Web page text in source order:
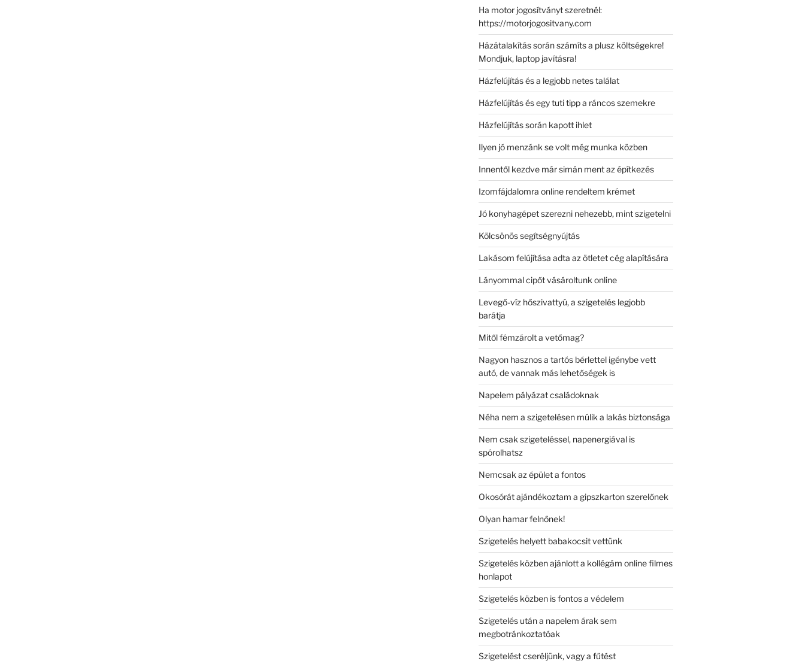
Ha motor jogosítványt szeretnél:
https://motorjogositvany.com
Házátalakítás során számíts a plusz költségekre!
Mondjuk, laptop javításra!
Házfelújítás és a legjobb netes találat
Házfelújítás és egy tuti tipp a ráncos szemekre
Házfelújítás során kapott ihlet
Ilyen jó menzánk se volt még munka közben
Innentől kezdve már simán ment az építkezés
Izomfájdalomra online rendeltem krémet
Jó konyhagépet szerezni nehezebb, mint szigetelni
Kölcsönös segítségnyújtás
Lakásom felújítása adta az ötletet cég alapítására
Lányommal cipőt vásároltunk online
Levegő-víz hőszivattyú, a szigetelés legjobb
barátja
Mitől fémzárolt a vetőmag?
Nagyon hasznos a tartós bérlettel igénybe vett
autó, de vannak más lehetőségek is
Napelem pályázat családoknak
Néha nem a szigetelésen múlik a lakás biztonsága
Nem csak szigeteléssel, napenergiával is
spórolhatsz
Nemcsak az épület a fontos
Okosórát ajándékoztam a gipszkarton szerelőnek
Olyan hamar felnőnek!
Szigetelés helyett babakocsit vettünk
Szigetelés közben ajánlott a kollégám online filmes
honlapot
Szigetelés közben is fontos a védelem
Szigetelés után a napelem árak sem
megbotránkoztatóak
Szigetelést cseréljünk, vagy a fűtést